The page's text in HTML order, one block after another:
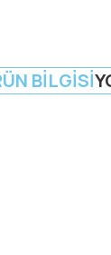
BILGISI